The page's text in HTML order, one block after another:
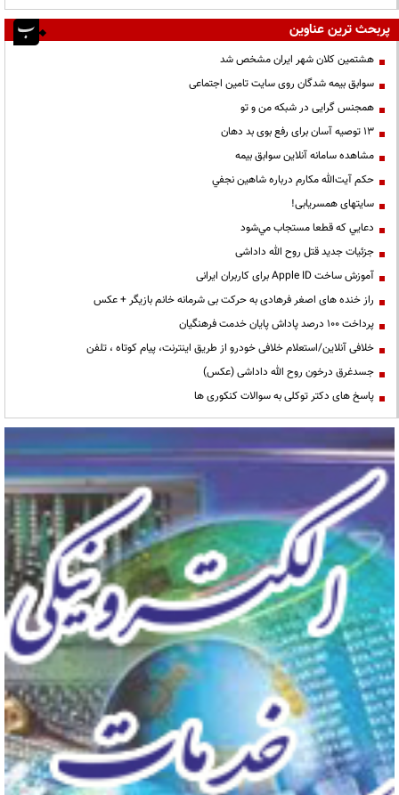
پربحث ترین عناوین
هشتمین کلان شهر ایران مشخص شد
سوابق بیمه شدگان روی سایت تامین اجتماعی
همجنس گرایی در شبکه من و تو
13 توصیه آسان برای رفع بوی بد دهان
مشاهده سامانه آنلاين سوابق بیمه
حكم آيت‌الله مكارم درباره شاهين نجفي
سایتهای همسریابی!
دعايي كه قطعا مستجاب مي‌شود
جزئیات جدید قتل روح الله داداشی
آموزش ساخت Apple ID برای کاربران ایرانی
راز خنده های اصغر فرهادی به حرکت بی شرمانه خانم بازیگر + عکس
پرداخت ۱۰۰ درصد پاداش پایان خدمت فرهنگیان
خلافی آنلاین/استعلام خلافی خودرو از طریق اینترنت، پیام کوتاه ، تلفن
جسدغرق درخون روح الله داداشی (عکس)
پاسخ های دکتر توکلی به سوالات کنکوری ها